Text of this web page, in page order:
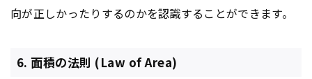
向が正しかったりするのかを認識することができます。
6. 面積の法則 (Law of Area)